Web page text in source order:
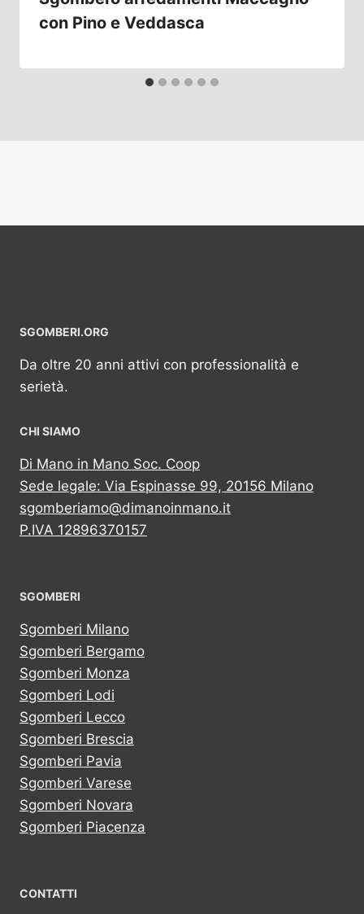
con Pino e Veddasca
SGOMBERI.ORG
Da oltre 20 anni attivi con professionalità e
serietà.
CHI SIAMO
Di Mano in Mano Soc. Coop
Sede legale: Via Espinasse 99, 20156 Milano
sgomberiamo@dimanoinmano.it
P.IVA 12896370157
SGOMBERI
Sgomberi Milano
Sgomberi Bergamo
Sgomberi Monza
Sgomberi Lodi
Sgomberi Lecco
Sgomberi Brescia
Sgomberi Pavia
Sgomberi Varese
Sgomberi Novara
Sgomberi Piacenza
CONTATTI